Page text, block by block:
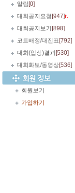
알림 [0]
대회공지요청 [947]
대회공지보기 [898]
코트배정/대진표 [792]
대회(입상)결과[530]
대회화보/동영상[536]
회원보기
가입하기